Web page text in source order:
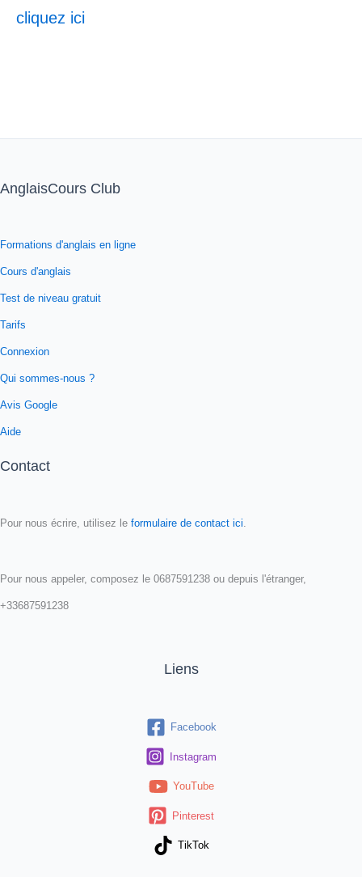
cliquez ici
AnglaisCours Club
Formations d'anglais en ligne
Cours d'anglais
Test de niveau gratuit
Tarifs
Connexion
Qui sommes-nous ?
Avis Google
Aide
Contact
Pour nous écrire, utilisez le formulaire de contact ici
Pour nous appeler, composez le 0687591238 ou depuis l'étranger,
+33687591238
Liens
Facebook
Instagram
YouTube
Pinterest
TikTok